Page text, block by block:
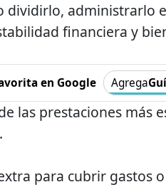
dividirlo, administrarlo
financiera y
en Google Agrega
las prestaciones más
.
para cubrir gastos